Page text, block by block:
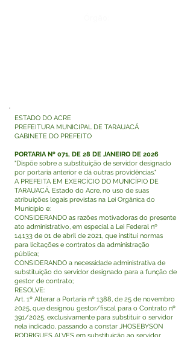
ESTADO DO ACRE
PREFEITURA MUNICIPAL DE TARAUACÁ
GABINETE DO PREFEITO
PORTARIA Nº 071, DE 28 DE JANEIRO DE 2026
"Dispõe sobre a substituição de servidor designado
por portaria anterior e dá outras providências."
A PREFEITA EM EXERCÍCIO DO MUNICÍPIO DE
TARAUACÁ, Estado do Acre, no uso de suas
atribuições legais previstas na Lei Orgânica do
Município e:
CONSIDERANDO as razões motivadoras do presente
ato administrativo, em especial a Lei Federal nº
14.133 de 01 de abril de 2021, que institui normas
para licitações e contratos da administração
pública;
CONSIDERANDO a necessidade administrativa de
substituição do servidor designado para a função de
gestor de contrato;
RESOLVE:
Art. 1º Alterar a Portaria nº 1388, de 25 de novembro
2025, que designou gestor/fiscal para o Contrato nº
391/2025, exclusivamente para substituir o servidor
nela indicado, passando a constar JHOSEBYSON